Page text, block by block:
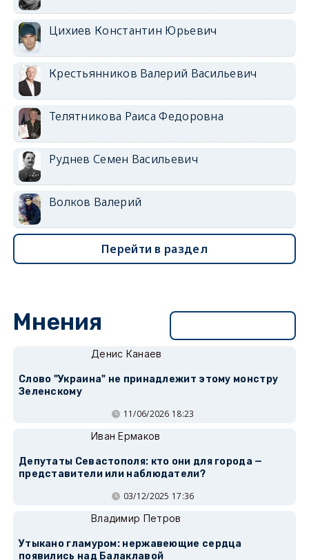
Цихиев Константин Юрьевич
Крестьянников Валерий Васильевич
Телятникова Раиса Федоровна
Руднев Семен Васильевич
Волков Валерий
Перейти в раздел
Мнения
Денис Канаев
Слово "Украина" не принадлежит этому монстру
Зеленскому
11/06/2026 18:23
Иван Ермаков
Депутаты Севастополя: кто они для города —
представители или наблюдатели?
03/12/2025 17:36
Владимир Петров
Утыкано гламуром: нержавеющие сердца
появились над Балаклавой